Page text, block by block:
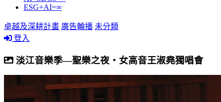
ESG+AI=∞
卓越及深耕計畫 廣告輪播 未分類
登入
淡江音樂季—聖樂之夜‧女高音王淑堯獨唱會